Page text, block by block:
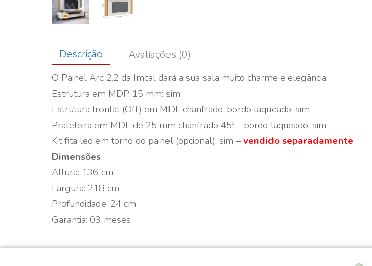
Descrição Avaliações (0)
O Painel Arc 2.2 da Imcal dará a sua sala muito charme e elegância.
Estrutura em MDP 15 mm: sim
Estrutura frontal (Off) em MDF chanfrado-bordo laqueado: sim
Prateleira em MDF de 25 mm chanfrado 45º - bordo laqueado: sim
Kit fita led em torno do painel (opcional): sim –vendido separadamente
Dimensões
Altura: 136 cm
Largura: 218 cm
Profundidade: 24 cm
Garantia: 03 meses